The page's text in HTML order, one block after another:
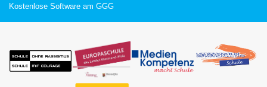
Kostenlose Software am GGG